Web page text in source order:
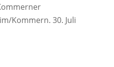
Kommern. 30. Juli